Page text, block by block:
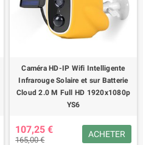
Caméra HD-IP Wifi Intelligente
Infrarouge Solaire et sur Batterie
Cloud 2.0 M Full HD 1920x1080p
YS6
107,25 €
165,00 €
ACHETER